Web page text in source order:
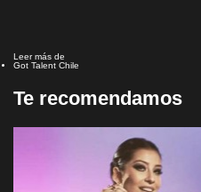
Leer más de
Got Talent Chile
Te recomendamos